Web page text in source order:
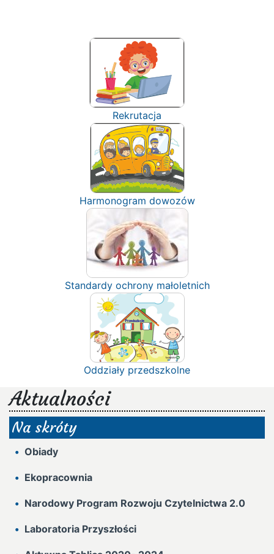
Rekrutacja
Harmonogram dowozów
Standardy ochrony małoletnich
Oddziały przedszkolne
Aktualności
Na skróty
Obiady
Ekopracownia
Narodowy Program Rozwoju Czytelnictwa 2.0
Laboratoria Przyszłości